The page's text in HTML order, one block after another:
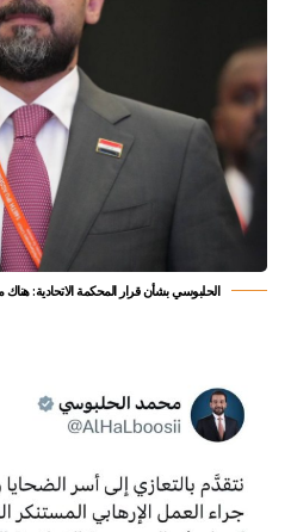
الحلبوسي بشأن قرار المحكمة الاتحادية: